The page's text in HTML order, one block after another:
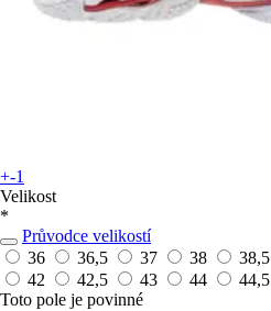
+-1
Velikost
*
Průvodce velikostí
36
36,5 37 38 38,5
42
42,5 43 44
44,5
Toto pole je povinné